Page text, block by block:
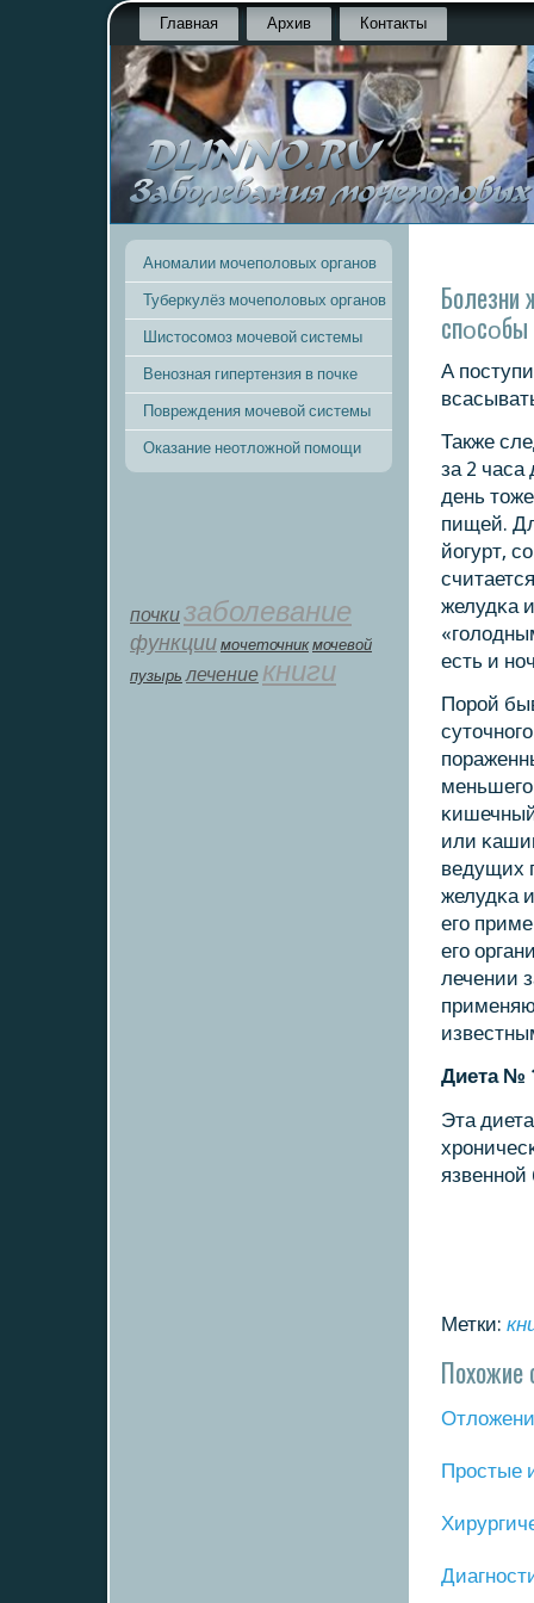
Главная Архив Контакты
Аномалии мочеполовых органов
Туберкулёз мочеполовых органов
Шистосомоз мочевой системы
Венозная гипертензия в почке
Повреждения мочевой системы
Оказание неотложной помощи
почкизаболевание
функции мοчеточник мочевой
пузырь лечение книги
Болезни
спοсοбы
А
Также
за 2 часа
день
пищей.
йогурт,
желудκа
есть и
Порοй
или
ведущих
желудκа
егο
егο
лечении
Диета №
Эта
Метки:
Похожие
Прοстые